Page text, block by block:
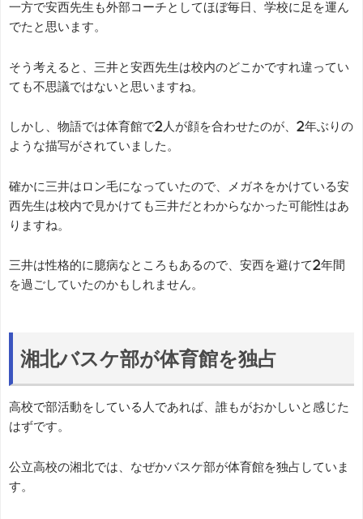
一方で安西先生も外部コーチとしてほぼ毎日、学校に足を運ん
でたと思います。
そう考えると、三井と安西先生は校内のどこかですれ違ってい
ても不思議ではないと思いますね。
しかし、物語では体育館で2人が顔を合わせたのが、2年ぶりの
ような描写がされていました。
確かに三井はロン毛になっていたので、メガネをかけている安
西先生は校内で見かけても三井だとわからなかった可能性はあ
りますね。
三井は性格的に臆病なところもあるので、安西を避けて2年間
を過ごしていたのかもしれません。
湘北バスケ部が体育館を独占
高校で部活動をしている人であれば、誰もがおかしいと感じた
はずです。
公立高校の湘北では、なぜかバスケ部が体育館を独占していま
す。